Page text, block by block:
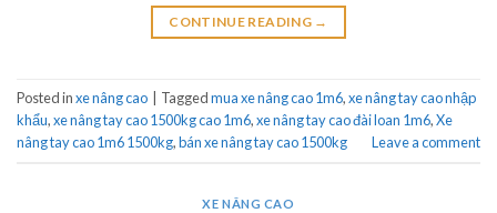
CONTINUE READING →
Posted inxe nâng cao Taggedmua xe nâng cao 1m6,xe nâng tay cao nhập
khẩu,xe nâng tay cao 1500kg cao 1m6,xe nâng tay cao đài loan 1m6,Xe
nâng tay cao 1m6 1500kg,bán xe nâng tay cao 1500kg Leave a comment
XE NÂNG CAO